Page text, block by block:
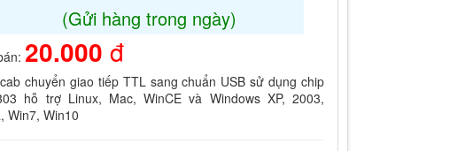
(Gửi hàng trong ngày)
20.000 đ
chuyển giao tiếp TTL sang chuẩn USB sử dụng chip
hỗ trợ Linux, Mac, WinCE và Windows XP, 2003,
Win7, Win10